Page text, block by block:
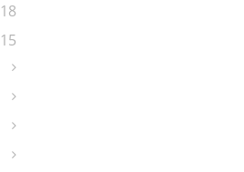
18
15